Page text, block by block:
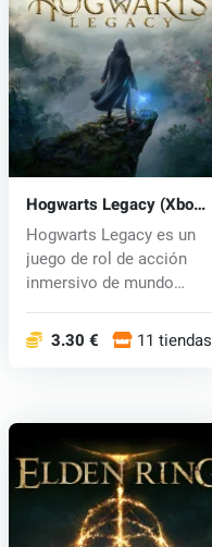
Hogwarts Legacy (Xbox
One) key
Hogwarts Legacy es un
juego de rol de acción
inmersivo de mundo
3.30 € 11 tiendas